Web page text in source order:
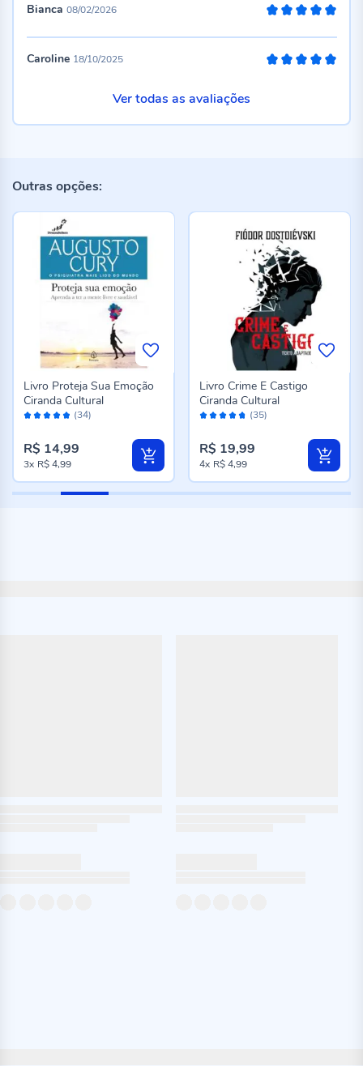
Bianca 08/02/2026
Caroline 18/10/2025
Ver todas as avaliações
Outras opções:
Avaliação: (34)
Livro Proteja Sua Emoção
Ciranda Cultural
R$ 14,99
3x R$ 4,99
Avaliação: (35)
Livro Crime E Castigo
Ciranda Cultural
R$ 19,99
4x R$ 4,99